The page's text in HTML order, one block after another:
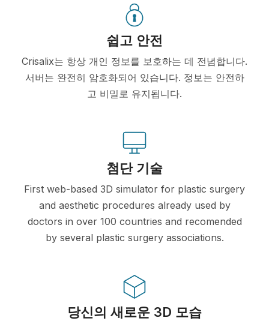
쉽고 안전
Crisalix는 항상 개인 정보를 보호하는 데 전념합니다.
서버는 완전히 암호화되어 있습니다. 정보는 안전하
고 비밀로 유지됩니다.
첨단 기술
First web-based 3D simulator for plastic surgery
and aesthetic procedures already used by
doctors in over 100 countries and recomended
by several plastic surgery associations.
당신의 새로운 3D 모습